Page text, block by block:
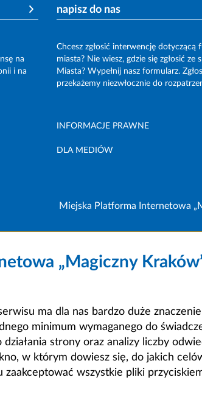
na
i na
napisz do nas
Chcesz zgłosić interwencję dotyczącą
miasta? Nie wiesz, gdzie się zgłosić ze
Miasta? Wypełnij nasz formularz.
przekażemy niezwłocznie do
INFORMACJE PRAWNE
DLA MEDIÓW
Miejska Platforma Internetowa
„Magiczny
ma dla nas bardzo duże
minimum wymaganego do
strony oraz analizy liczby
w którym dowiesz się, do jakich
wszystkie pliki